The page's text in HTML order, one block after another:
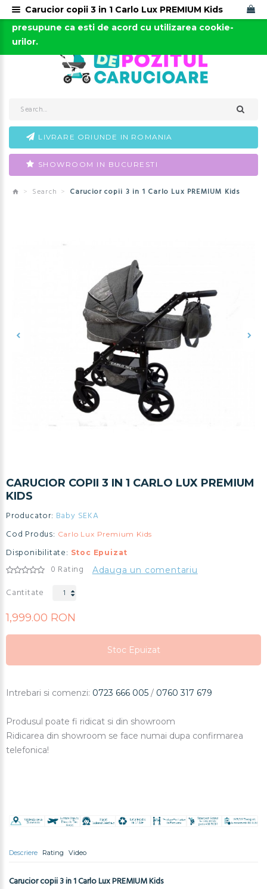
0723-666-005 / 0743-666-006
LIVRARE ORIUNDE IN ROMANIA
SHOWROOM IN BUCURESTI
Search Carucior copii 3 in 1 Carlo Lux PREMIUM Kids
CARUCIOR COPII 3 IN 1 CARLO LUX PREMIUM
KIDS
Producator: Baby SEKA
Cod Produs: Carlo Lux Premium Kids
Disponibilitate: Stoc Epuizat
0 Rating Adauga un comentariu
Cantitate
1,999.00 RON
Stoc Epuizat
Stoc Epuizat
Intrebari si comenzi: 0723 666 005 / 0760 317 679
Produsul poate fi ridicat si din showroom
Ridicarea din showroom se face numai dupa confirmarea
telefonica!
Descriere Rating Video
Carucior copii 3 in 1 Carlo Lux PREMIUM Kids
Acest site foloseste cookies. Continuarea navigarii
presupune ca esti de acord cu utilizarea cookie-
urilor.
Carucior copii 3 in 1 Carlo Lux PREMIUM Kids